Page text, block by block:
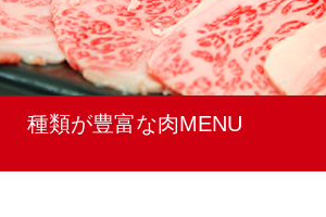
種類が豊富な肉MENU